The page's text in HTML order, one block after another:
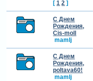
[ 1 2 ]
С Днем
Рождения,
Cis-moll
mamlj
С Днем
Рождения,
poltava60!
mamlj